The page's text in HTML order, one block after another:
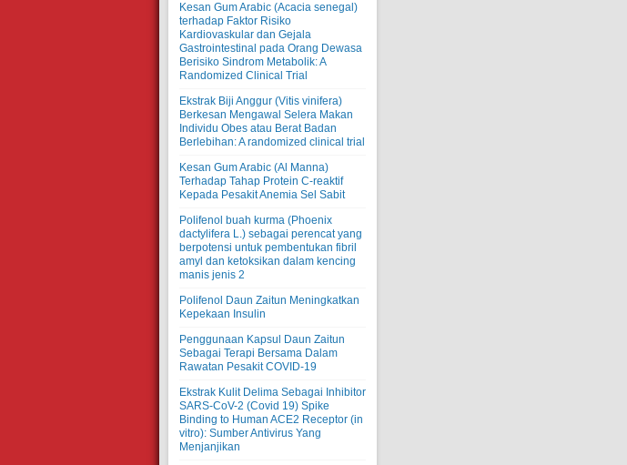
Kesan Gum Arabic (Acacia senegal)
terhadap Faktor Risiko
Kardiovaskular dan Gejala
Gastrointestinal pada Orang Dewasa
Berisiko Sindrom Metabolik: A
Randomized Clinical Trial
Ekstrak Biji Anggur (Vitis vinifera)
Berkesan Mengawal Selera Makan
Individu Obes atau Berat Badan
Berlebihan: A randomized clinical trial
Kesan Gum Arabic (Al Manna)
Terhadap Tahap Protein C-reaktif
Kepada Pesakit Anemia Sel Sabit
Polifenol buah kurma (Phoenix
dactylifera L.) sebagai perencat yang
berpotensi untuk pembentukan fibril
amyl dan ketoksikan dalam kencing
manis jenis 2
Polifenol Daun Zaitun Meningkatkan
Kepekaan Insulin
Penggunaan Kapsul Daun Zaitun
Sebagai Terapi Bersama Dalam
Rawatan Pesakit COVID-19
Ekstrak Kulit Delima Sebagai Inhibitor
SARS-CoV-2 (Covid 19) Spike
Binding to Human ACE2 Receptor (in
vitro): Sumber Antivirus Yang
Menjanjikan